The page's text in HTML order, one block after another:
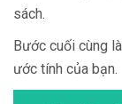
sách.
Bước cuối cùng
ước tính của bạn.